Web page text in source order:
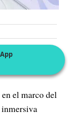
el marco del